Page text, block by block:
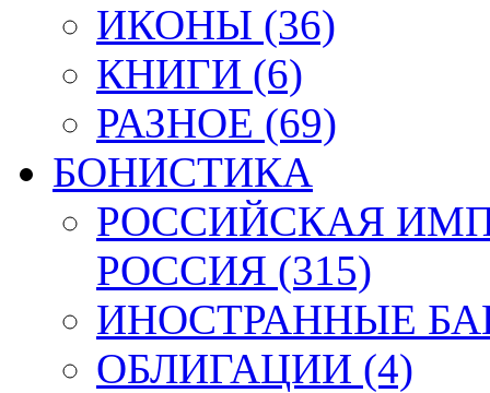
ИКОНЫ (36)
КНИГИ (6)
РАЗНОЕ (69)
БОНИСТИКА
РОССИЙСКАЯ
РОССИЯ (315)
ИНОСТРАННЫЕ
ОБЛИГАЦИИ (4)